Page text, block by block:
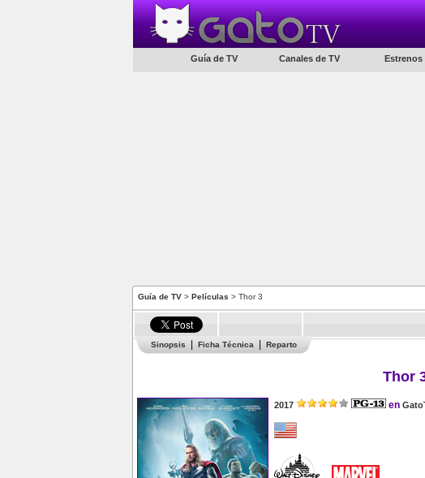
Guía de TV Canales de TV Estrenos
Guía de TV > Películas > Thor 3
Sinopsis Ficha Técnica Reparto
Thor
2017 en